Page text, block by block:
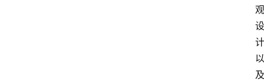
观
设
计
以
及